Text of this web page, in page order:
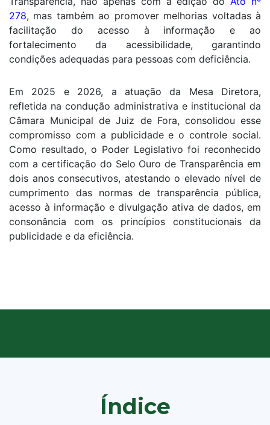
278, mas também ao promover melhorias voltadas à
facilitação do acesso à informação e ao
fortalecimento da acessibilidade, garantindo
condições adequadas para pessoas com deficiência.
Em 2025 e 2026, a atuação da Mesa Diretora,
refletida na condução administrativa e institucional da
Câmara Municipal de Juiz de Fora, consolidou esse
compromisso com a publicidade e o controle social.
Como resultado, o Poder Legislativo foi reconhecido
com a certificação do Selo Ouro de Transparência em
dois anos consecutivos, atestando o elevado nível de
cumprimento das normas de transparência pública,
acesso à informação e divulgação ativa de dados, em
consonância com os princípios constitucionais da
publicidade e da eficiência.
Índice